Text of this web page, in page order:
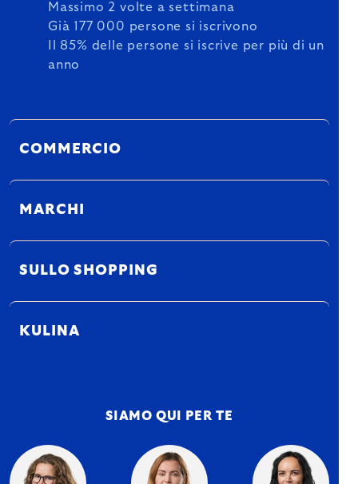
Massimo 2 volte a settimana
Già 177 000 persone si iscrivono
Il 85% delle persone si iscrive per più di un
anno
COMMERCIO
MARCHI
SULLO SHOPPING
KULINA
SIAMO QUI PER TE